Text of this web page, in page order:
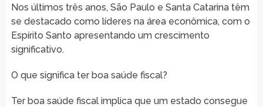
Nos últimos três anos, São Paulo e Santa Catarina têm
se destacado como líderes na área econômica, com o
Espírito Santo apresentando um crescimento
significativo.
O que significa ter boa saúde fiscal?
Ter boa saúde fiscal implica que um estado consegue